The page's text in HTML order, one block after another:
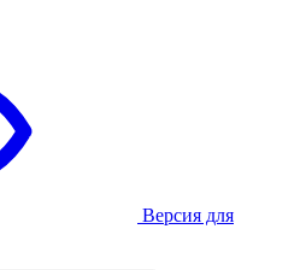
Версия для